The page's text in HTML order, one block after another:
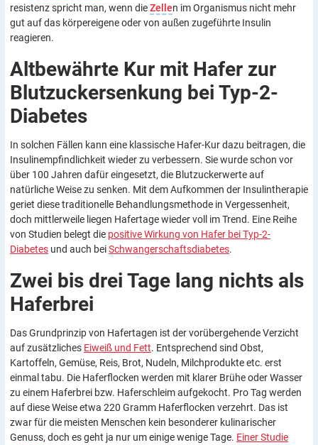
resistenz spricht man, wenn dieZellen im Organismus nicht mehr
gut auf das körpereigene oder von außen zugeführte Insulin
reagieren.
Altbewährte Kur mit Hafer zur
Blutzuckersenkung bei Typ-2-
Diabetes
In solchen Fällen kann eine klassische Hafer-Kur dazu beitragen, die
Insulinempfindlichkeit wieder zu verbessern. Sie wurde schon vor
über 100 Jahren dafür eingesetzt, die Blutzuckerwerte auf
natürliche Weise zu senken. Mit dem Aufkommen der Insulintherapie
geriet diese traditionelle Behandlungsmethode in Vergessenheit,
doch mittlerweile liegen Hafertage wieder voll im Trend. Eine Reihe
von Studien belegt die positive Wirkung von Hafer bei Typ-2-
Diabetes und auch beiSchwangerschaftsdiabetes.
Zwei bis drei Tage lang nichts als
Haferbrei
Das Grundprinzip von Hafertagen ist der vorübergehende Verzicht
auf zusätzliches Eiweiß und Fett. Entsprechend sind Obst,
Kartoffeln, Gemüse, Reis, Brot, Nudeln, Milchprodukte etc. erst
einmal tabu. Die Haferflocken werden mit klarer Brühe oder Wasser
zu einem Haferbrei bzw. Haferschleim aufgekocht. Pro Tag werden
auf diese Weise etwa 220 Gramm Haferflocken verzehrt. Das ist
zwar für die meisten Menschen kein besonderer kulinarischer
Genuss, doch es geht ja nur um einige wenige Tage. Einer Studie